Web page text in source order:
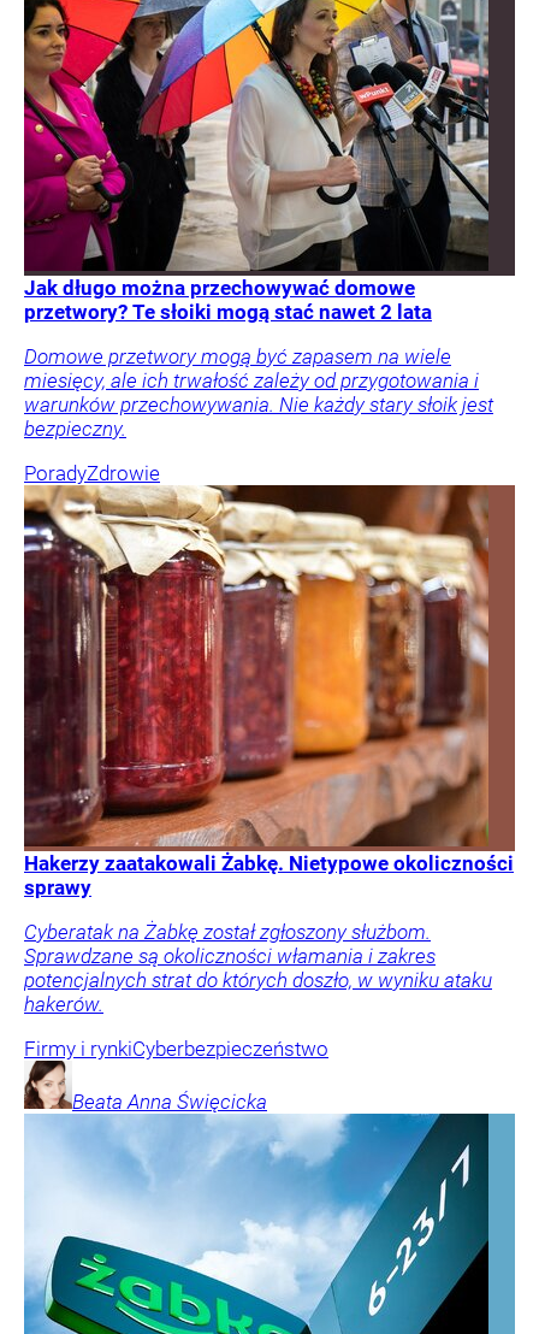
Jak długo można przechowywać domowe
przetwory? Te słoiki mogą stać nawet 2 lata
Domowe przetwory mogą być zapasem na wiele
miesięcy, ale ich trwałość zależy od przygotowania i
warunków przechowywania. Nie każdy stary słoik jest
bezpieczny.
PoradyZdrowie
Hakerzy zaatakowali Żabkę. Nietypowe okoliczności
sprawy
Cyberatak na Żabkę został zgłoszony służbom.
Sprawdzane są okoliczności włamania i zakres
potencjalnych strat do których doszło, w wyniku ataku
hakerów.
Firmy i rynkiCyberbezpieczeństwo
Beata Anna Święcicka